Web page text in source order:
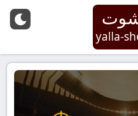
شوت
yalla-